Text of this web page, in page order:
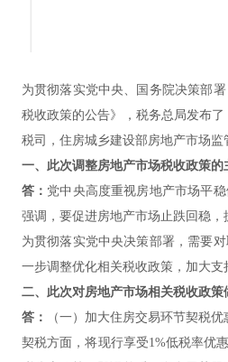
为贯彻落实党中央、国务院决策部
税收政策的公告》，税务总局发布
税司，住房城乡建设部房地产市场监
一、此次调整房地产市场税收政策的
答： 党中央高度重视房地产市场平
强调，要促进房地产市场止跌回稳，
为贯彻落实党中央决策部署，需要
一步调整优化相关税收政策，加大支
二、此次对房地产市场相关税收政策
答：
（一）加大住房交易环节契税
契税方面，将现行享受1%低税率优